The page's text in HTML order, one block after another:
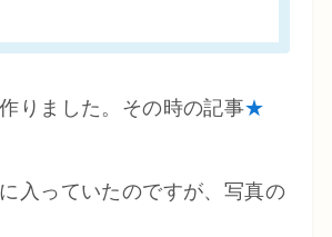
りました。その時の記事★
入っていたのですが、写真の